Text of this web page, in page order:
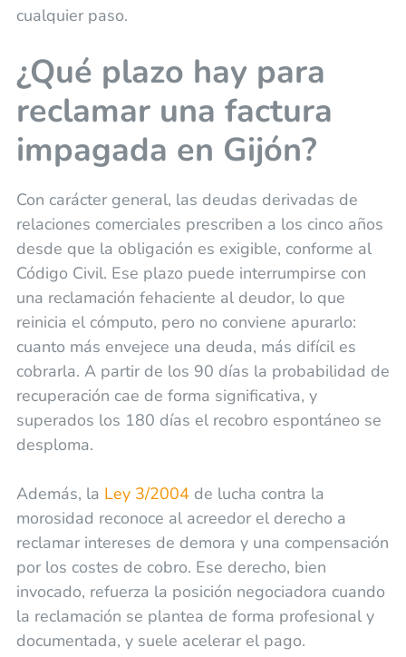
cualquier paso.
¿Qué plazo hay para
reclamar una factura
impagada en Gijón?
Con carácter general, las deudas derivadas de
relaciones comerciales prescriben a los cinco años
desde que la obligación es exigible, conforme al
Código Civil. Ese plazo puede interrumpirse con
una reclamación fehaciente al deudor, lo que
reinicia el cómputo, pero no conviene apurarlo:
cuanto más envejece una deuda, más difícil es
cobrarla. A partir de los 90 días la probabilidad de
recuperación cae de forma significativa, y
superados los 180 días el recobro espontáneo se
desploma.
Además, la Ley 3/2004de lucha contra la
morosidad reconoce al acreedor el derecho a
reclamar intereses de demora y una compensación
por los costes de cobro. Ese derecho, bien
invocado, refuerza la posición negociadora cuando
la reclamación se plantea de forma profesional y
documentada, y suele acelerar el pago.